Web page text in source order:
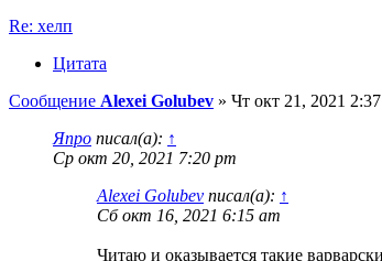
Re: хелп
Цитата
Сообщение Alexei Golubev » Чт окт 21, 2021
Япро писал(а): ↑
Ср окт 20, 2021 7:20 pm
Alexei Golubev писал(а): ↑
Сб окт 16, 2021 6:15 am
Читаю и оказывается такие